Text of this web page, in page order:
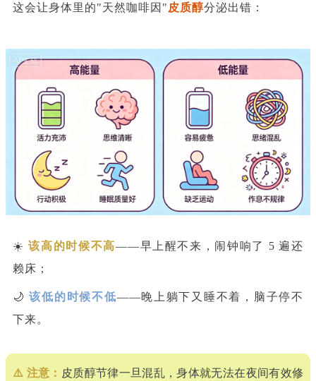
这会让身体里的"天然咖啡因" 皮质醇分泌出错：
☀️该高的时候不高——早上醒不来，闹钟响了 5 遍还
赖床；
🌙该低的时候不低——晚上躺下又睡不着，脑子停不
下来。
⚠️ 注意： 皮质醇节律一旦混乱，身体就无法在夜间有效修